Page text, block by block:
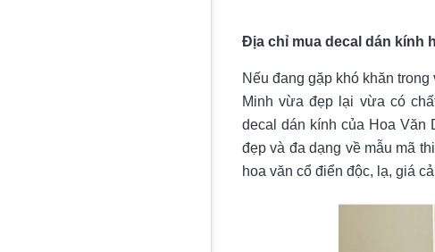
Địa chỉ mua decal dán kính
Nếu đang gặp khó khăn
Minh vừa đẹp lại vừa có
decal dán kính của Hoa Văn
đẹp và đa dạng về mẫu mã
hoa văn cổ điển độc, lạ, giá